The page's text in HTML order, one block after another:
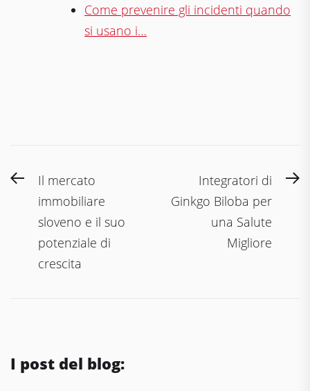
Come prevenire gli incidenti quando
si usano i…
Navigazione
articoli
PreviousIl mercato
immobiliare
sloveno e il suo
potenziale di
crescita
Integratori di
Ginkgo Biloba per
una Salute
Migliore
I post del blog: